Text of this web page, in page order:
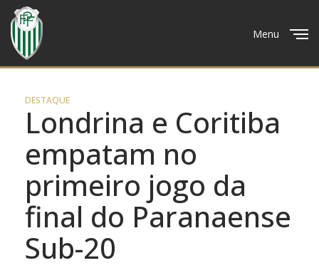
Menu
DESTAQUE
Londrina e Coritiba
empatam no
primeiro jogo da
final do Paranaense
Sub-20